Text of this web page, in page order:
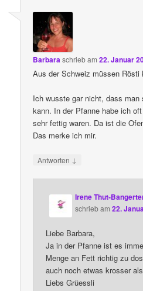
Barbaraschriebam22. Januar
Aus der Schweiz müssen Rösti
Ich wusste gar nicht, dass
kann. In der Pfanne habe ich
sehr fettig waren. Da ist die
Das merke ich mir.
Antworten ↓
Irene Thut-
schriebam22.
Liebe Barbara,
Ja in der Pfanne ist es
Menge an Fett richtig zu
auch noch etwas krosser
Liebs Grüessli